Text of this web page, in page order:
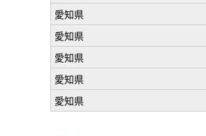
愛知県
愛知県
愛知県
愛知県
愛知県